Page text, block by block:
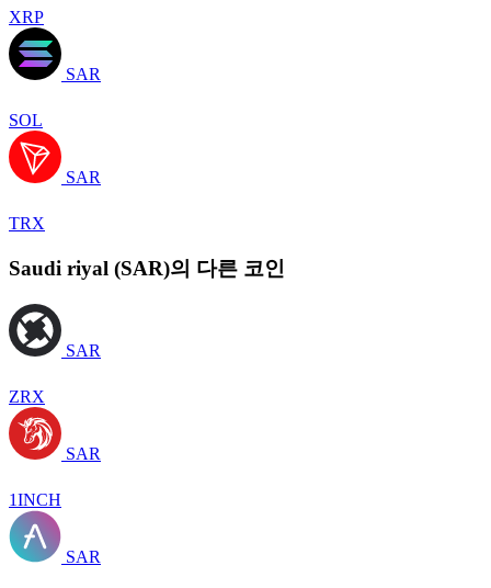
XRP
SAR
SOL
SAR
TRX
Saudi riyal (SAR)의 다른 코인
SAR
ZRX
SAR
1INCH
SAR